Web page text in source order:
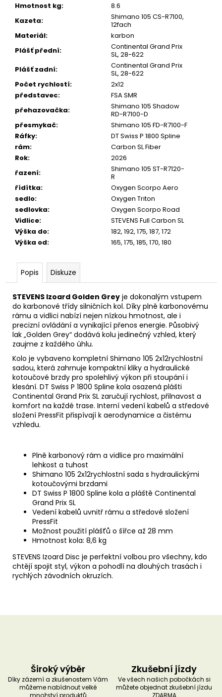
Hmotnost kg:
8.6
Kazeta:
Shimano 105 CS-R7100,
12fach
Materiál:
karbon
Plášť přední:
Continental Grand Prix
SL, 28-622
Plášť zadní:
Continental Grand Prix
SL, 28-622
Počet rychlostí:
2x12
představec:
FSA SMR
přehazovačka:
Shimano 105 Shadow
RD-R7100-D
přesmykač:
Shimano 105 FD-R7100-F
Ráfky:
DT Swiss P 1800 Spline
rám:
Carbon SL Fiber
Rok:
2026
řazení:
Shimano 105 ST-R7120-
R
řídítka:
Oxygen Scorpo Aero
sedlo:
Oxygen Triton
sedlovka:
Oxygen Scorpo Road
Vidlice:
STEVENS Full Carbon SL
Výška do:
182, 192, 175, 187, 172
Výška od: 165, 175, 185, 170, 180
Popis Diskuze
STEVENS Izoard Golden Grey je dokonalým vstupem
do karbonové třídy silničních kol. Díky plně karbonovému
rámu a vidlici nabízí nejen nízkou hmotnost, ale i
precizní ovládání a vynikající přenos energie. Působivý
lak „Golden Grey“ dodává kolu jedinečný vzhled, který
zaujme z každého úhlu.
Kolo je vybaveno kompletní Shimano 105 2x12rychlostní
sadou, která zahrnuje kompaktní kliky a hydraulické
kotoučové brzdy pro spolehlivý výkon při stoupání i
klesání. DT Swiss P 1800 Spline kola osazená plášti
Continental Grand Prix SL zaručují rychlost, přilnavost a
komfort na každé trase. Interní vedení kabelů a středové
složení PressFit přispívají k aerodynamice a čistému
vzhledu.
Plně karbonový rám a vidlice pro maximální
lehkost a tuhost
Shimano 105 2x12rychlostní sada s hydraulickými
kotoučovými brzdami
DT Swiss P 1800 Spline kola a pláště Continental
Grand Prix SL
Vedení kabelů uvnitř rámu a středové složení
PressFit
Možnost použití plášťů o šířce až 28 mm
Hmotnost kola: 8,6 kg
STEVENS Izoard Disc je perfektní volbou pro všechny, kdo
chtějí spojit styl, výkon a pohodlí na dlouhých trasách i
rychlých závodních okruzích.
Široký výběr
Díky zázemí a zkušenostem Vám
můžeme nabídnout velké
množství produktů
Zkušební jízdy
Ve všech našich pobočkách si
můžete objednat zkušební jízdu
ZDARMA